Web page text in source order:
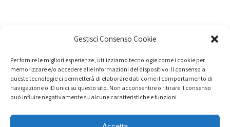
Gestisci Consenso Cookie
Per fornire le migliori esperienze, utilizziamo tecnologie come i cookie per
memorizzare e/o accedere alle informazioni del dispositivo. Il consenso a
queste tecnologie ci permetterà di elaborare dati come il comportamento di
navigazione o ID unici su questo sito. Non acconsentire o ritirare il consenso
può influire negativamente su alcune caratteristiche e funzioni.